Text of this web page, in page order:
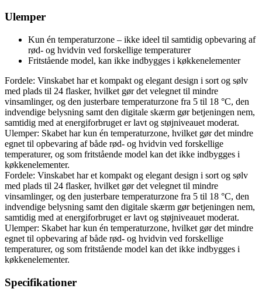
Ulemper
Kun én temperaturzone – ikke ideel til samtidig opbevaring af
rød- og hvidvin ved forskellige temperaturer
Fritstående model, kan ikke indbygges i køkkenelementer
Fordele: Vinskabet har et kompakt og elegant design i sort og sølv
med plads til 24 flasker, hvilket gør det velegnet til mindre
vinsamlinger, og den justerbare temperaturzone fra 5 til 18 °C, den
indvendige belysning samt den digitale skærm gør betjeningen nem,
samtidig med at energiforbruget er lavt og støjniveauet moderat.
Ulemper: Skabet har kun én temperaturzone, hvilket gør det mindre
egnet til opbevaring af både rød- og hvidvin ved forskellige
temperaturer, og som fritstående model kan det ikke indbygges i
køkkenelementer.
Fordele: Vinskabet har et kompakt og elegant design i sort og sølv
med plads til 24 flasker, hvilket gør det velegnet til mindre
vinsamlinger, og den justerbare temperaturzone fra 5 til 18 °C, den
indvendige belysning samt den digitale skærm gør betjeningen nem,
samtidig med at energiforbruget er lavt og støjniveauet moderat.
Ulemper: Skabet har kun én temperaturzone, hvilket gør det mindre
egnet til opbevaring af både rød- og hvidvin ved forskellige
temperaturer, og som fritstående model kan det ikke indbygges i
køkkenelementer.
Specifikationer